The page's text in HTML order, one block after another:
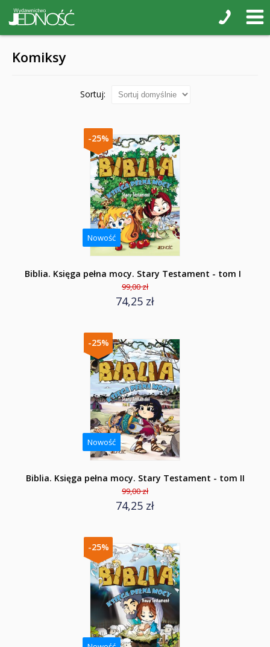
Komiksy
Sortuj:
-25%
Nowość
Biblia. Księga pełna mocy. Stary Testament - tom I
99,00 zł
74,25 zł
-25%
Nowość
Biblia. Księga pełna mocy. Stary Testament - tom II
99,00 zł
74,25 zł
-25%